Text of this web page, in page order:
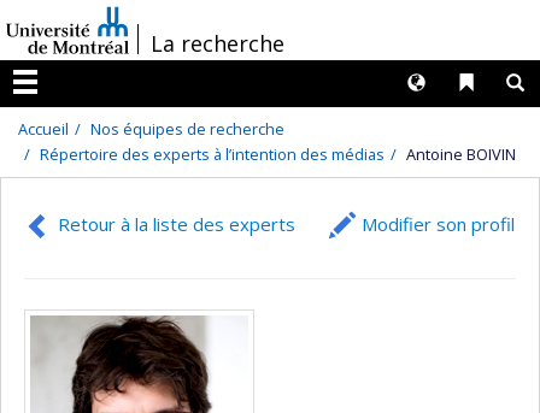
au
contenu
/La recherche
Menu
Liens
Langues
Accueil
Nos équipes de recherche
Répertoire des experts à l’intention des médias
Antoine BOIVIN
Retour à la liste des experts Modifier son profil